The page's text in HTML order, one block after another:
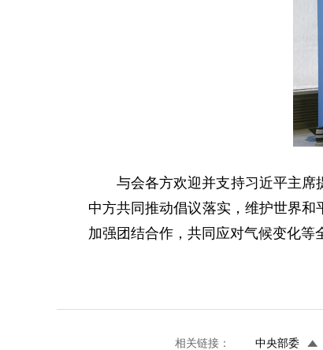
与会各方欢迎并支持习近平主席
中方共同推动倡议落实，维护世界
加强团结合作，共同应对气候变化等
相关链接： 中央部委